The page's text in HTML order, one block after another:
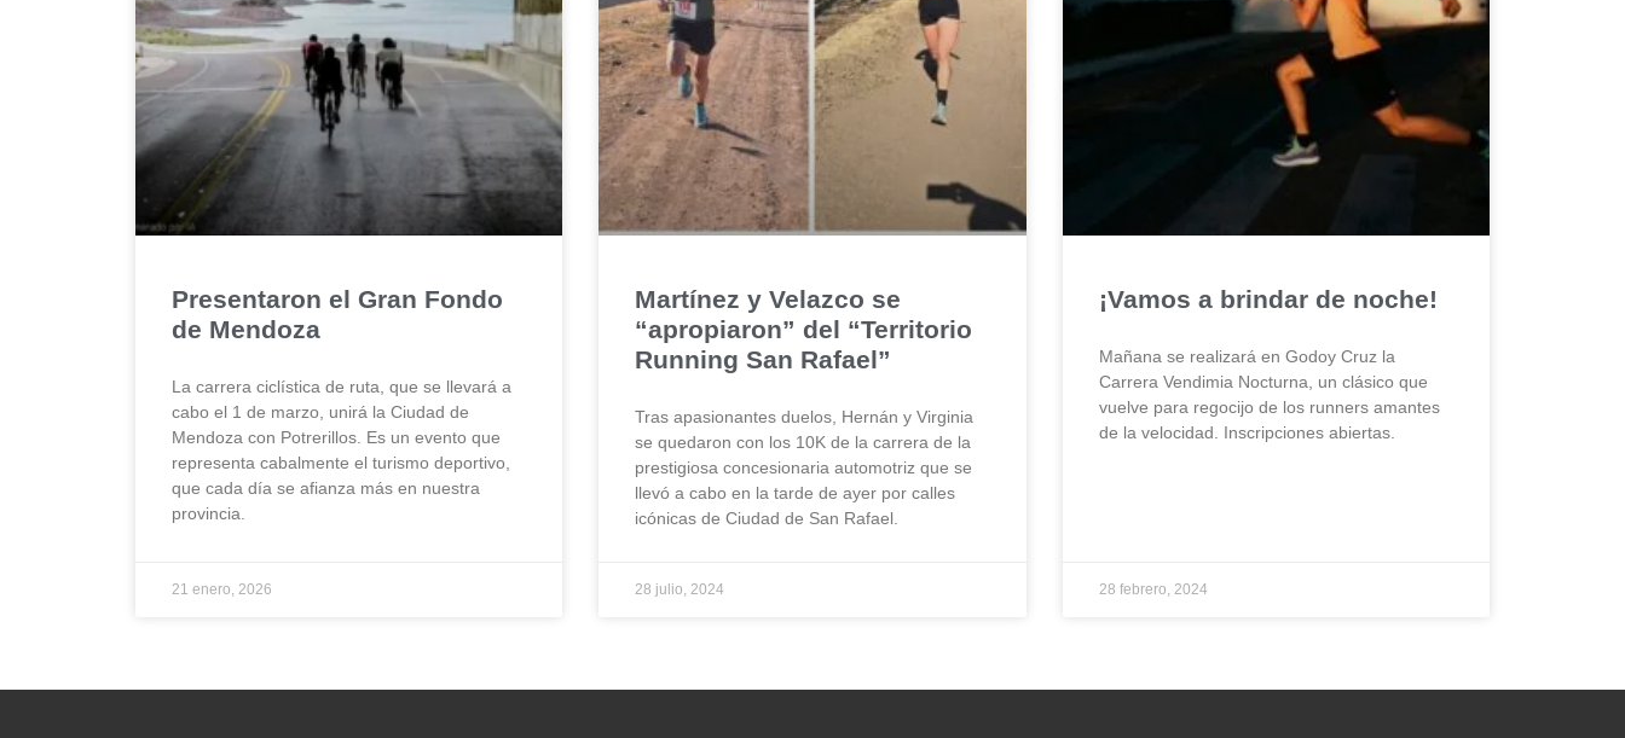
Presentaron el Gran Fondo
de Mendoza
La carrera ciclística de ruta, que se llevará a
cabo el 1 de marzo, unirá la Ciudad de
Mendoza con Potrerillos. Es un evento que
representa cabalmente el turismo deportivo,
que cada día se afianza más en nuestra
provincia.
21 enero, 2026
Martínez y Velazco se
“apropiaron” del “Territorio
Running San Rafael”
Tras apasionantes duelos, Hernán y Virginia
se quedaron con los 10K de la carrera de la
prestigiosa concesionaria automotriz que se
llevó a cabo en la tarde de ayer por calles
icónicas de Ciudad de San Rafael.
28 julio, 2024
¡Vamos a brindar de noche!
Mañana se realizará en Godoy Cruz la
Carrera Vendimia Nocturna, un clásico que
vuelve para regocijo de los runners amantes
de la velocidad. Inscripciones abiertas.
28 febrero, 2024